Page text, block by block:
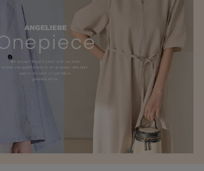
ス
ス
ベビー
セットアップ派
フォーマル / オケー
あったかアイテム｜
もらって嬉しいギフト
かわいくておもしろ
何枚あっても嬉しい
長く使えるアイテム
あったか度◎
裏起毛素材